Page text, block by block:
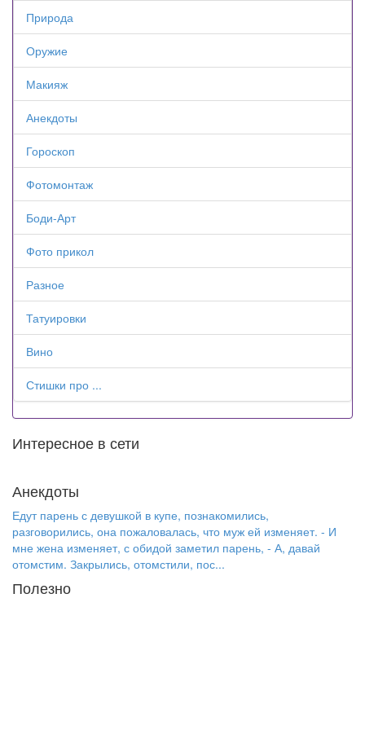
Природа
Оружие
Макияж
Анекдоты
Гороскоп
Фотомонтаж
Боди-Арт
Фото прикол
Разное
Татуировки
Вино
Стишки про ...
Интересное в сети
Анекдоты
Едут парень с девушкой в купе, познакомились,
разговорились, она пожаловалась, что муж ей изменяет. - И
мне жена изменяет, с обидой заметил парень, - А, давай
отомстим. Закрылись, отомстили, пос...
Полезно